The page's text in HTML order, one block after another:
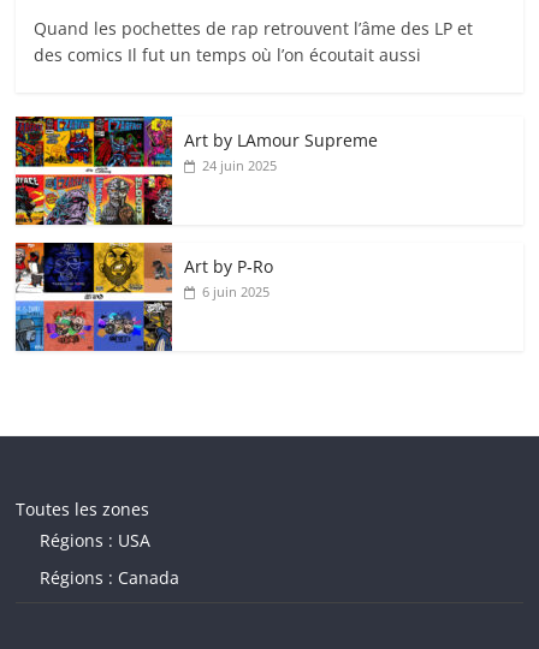
Quand les pochettes de rap retrouvent l’âme des LP et
des comics Il fut un temps où l’on écoutait aussi
Art by LAmour Supreme
24 juin 2025
Art by P‑Ro
6 juin 2025
Toutes les zones
Régions : USA
Régions : Canada